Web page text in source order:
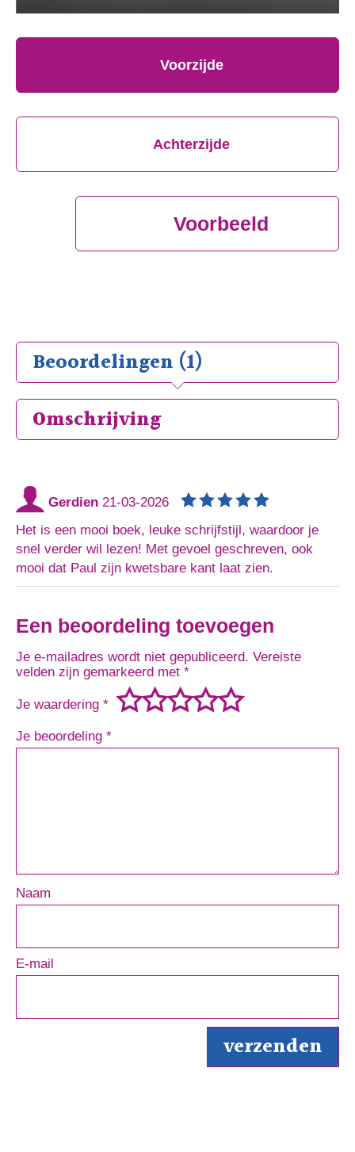
Voorzijde
Achterzijde
Voorbeeld
Beoordelingen (1)
Omschrijving
Gerdien 21-03-2026
Het is een mooi boek, leuke schrijfstijl, waardoor je
snel verder wil lezen! Met gevoel geschreven, ook
mooi dat Paul zijn kwetsbare kant laat zien.
Een beoordeling toevoegen
Je e-mailadres wordt niet gepubliceerd. Vereiste
velden zijn gemarkeerd met *
Je waardering *
Je beoordeling *
Naam
E-mail